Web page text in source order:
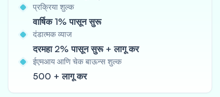
प्रक्रिया शुल्क
वार्षिक 1% पासून सुरू
दंडात्मक व्याज
दरमहा 2% पासून सुरू + लागू कर
ईएमआय आणि चेक बाऊन्स शुल्क
500 + लागू कर